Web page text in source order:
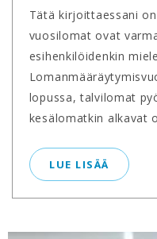
Tätä kirjoittaessani
vuosilomat ovat
esihenkilöidenkin
lopussa, talvilomat
kesälomatkin alkavat
LUE LISÄÄ